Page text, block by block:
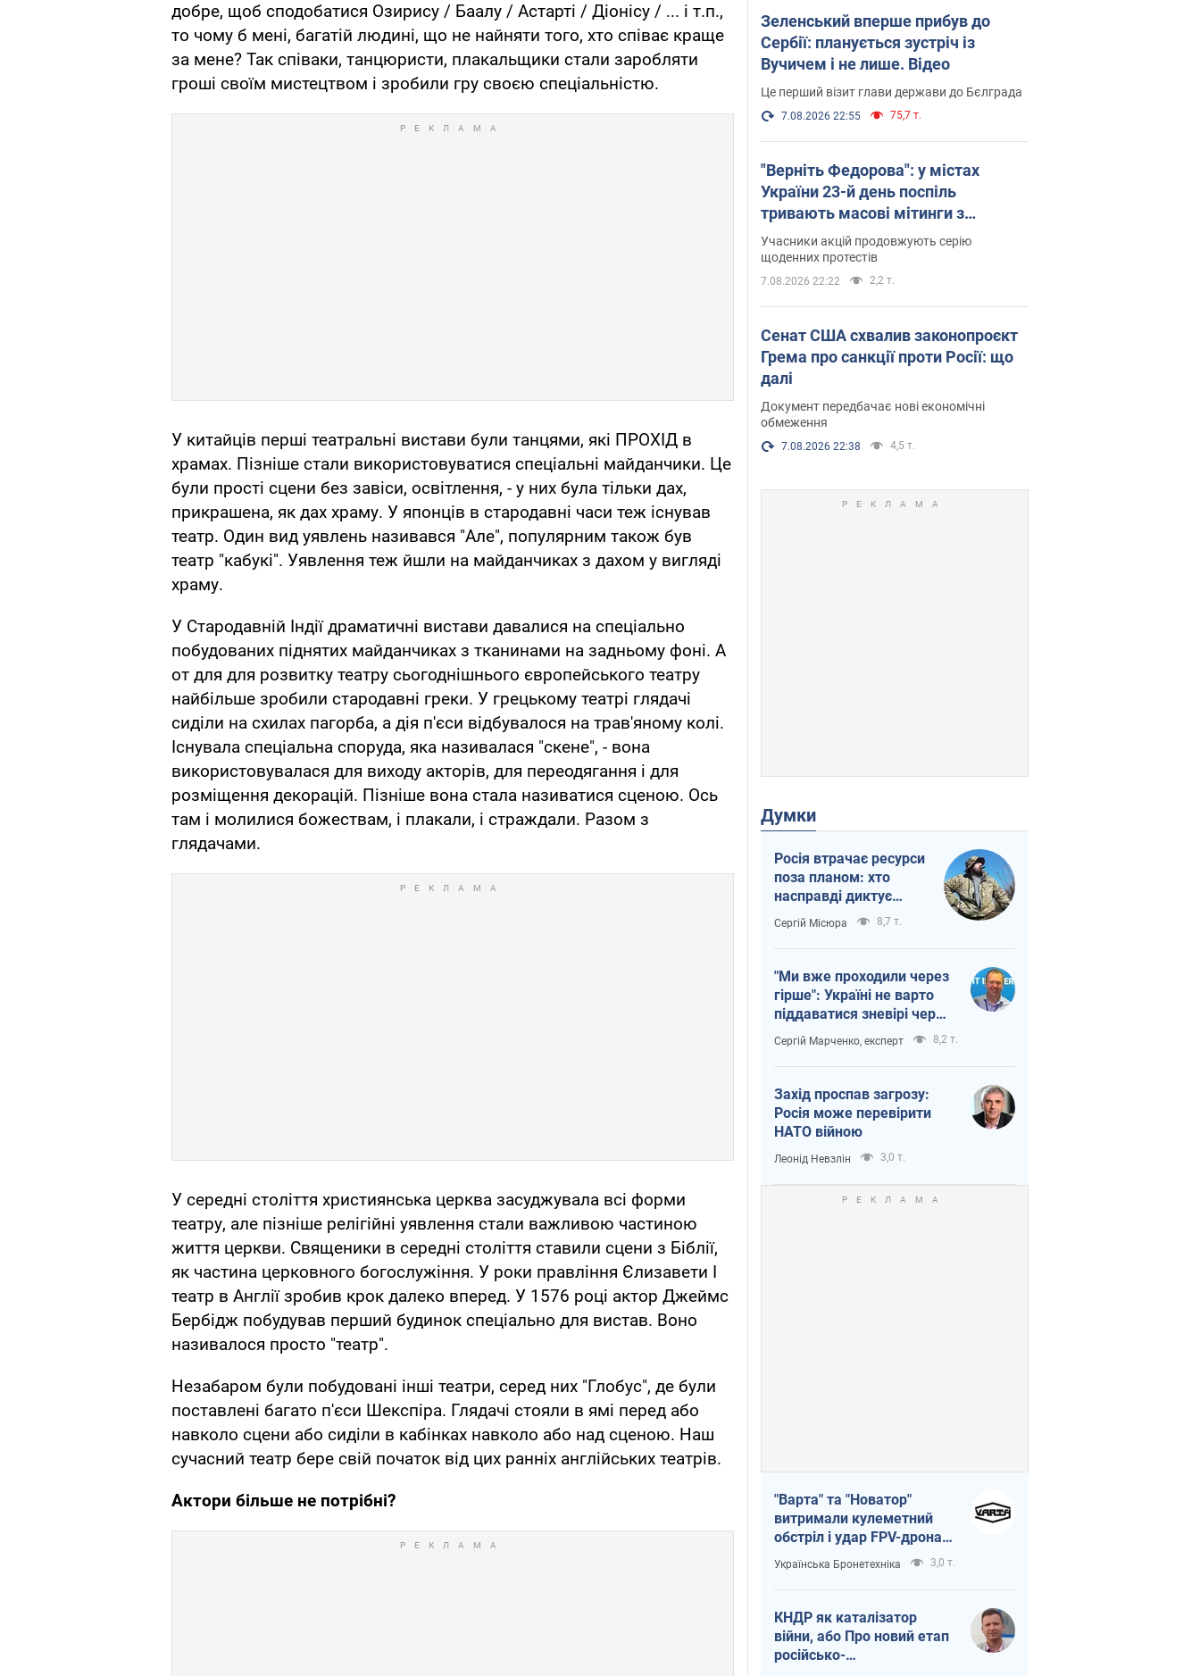
добре, щоб сподобатися Озирису / Баалу / Астарті / Діонісу / ... і т.п.,
то чому б мені, багатій людині, що не найняти того, хто співає краще
за мене? Так співаки, танцюристи, плакальщики стали заробляти
гроші своїм мистецтвом і зробили гру своєю спеціальністю.
У китайців перші театральні вистави були танцями, які ПРОХІД в
храмах. Пізніше стали використовуватися спеціальні майданчики. Це
були прості сцени без завіси, освітлення, - у них була тільки дах,
прикрашена, як дах храму. У японців в стародавні часи теж існував
театр. Один вид уявлень називався "Але", популярним також був
театр "кабукі". Уявлення теж йшли на майданчиках з дахом у вигляді
храму.
У Стародавній Індії драматичні вистави давалися на спеціально
побудованих піднятих майданчиках з тканинами на задньому фоні. А
от для для розвитку театру сьогоднішнього європейського театру
найбільше зробили стародавні греки. У грецькому театрі глядачі
сиділи на схилах пагорба, а дія п'єси відбувалося на трав'яному колі.
Існувала спеціальна споруда, яка називалася "скене", - вона
використовувалася для виходу акторів, для переодягання і для
розміщення декорацій. Пізніше вона стала називатися сценою. Ось
там і молилися божествам, і плакали, і страждали. Разом з
глядачами.
У середні століття християнська церква засуджувала всі форми
театру, але пізніше релігійні уявлення стали важливою частиною
життя церкви. Священики в середні століття ставили сцени з Біблії,
як частина церковного богослужіння. У роки правління Єлизавети I
театр в Англії зробив крок далеко вперед. У 1576 році актор Джеймс
Бербідж побудував перший будинок спеціально для вистав. Воно
називалося просто "театр".
Незабаром були побудовані інші театри, серед них "Глобус", де були
поставлені багато п'єси Шекспіра. Глядачі стояли в ямі перед або
навколо сцени або сиділи в кабінках навколо або над сценою. Наш
сучасний театр бере свій початок від цих ранніх англійських театрів.
Актори більше не потрібні?
Зеленський вперше прибув до
Сербії: планується зустріч із
Вучичем і не лише. Відео
Це перший візит глави держави до Бєлграда
7.08.2026 22:55 75,7 т.
"Верніть Федорова": у містах
України 23-й день поспіль
тривають масові мітинги з
картонками. Фото і відео
Учасники акцій продовжують серію
щоденних протестів
7.08.2026 22:22 2,2 т.
Сенат США схвалив законопроєкт
Грема про санкції проти Росії: що
далі
Документ передбачає нові економічні
обмеження
7.08.2026 22:38 4,5 т.
Думки
Росія втрачає ресурси
поза планом: хто
насправді диктує
темп війни
Сергій Місюра 8,7 т.
"Ми вже проходили через
гірше": Україні не варто
піддаватися зневірі через
ракетний терор
Сергій Марченко, експерт 8,2 т.
Захід проспав загрозу:
Росія може перевірити
НАТО війною
Леонід Невзлін 3,0 т.
"Варта" та "Новатор"
витримали кулеметний
обстріл і удар FPV-дрона,
врятувавши життя
офіцеру ЗСУ
Українська Бронетехніка 3,0 т.
КНДР як каталізатор
війни, або Про новий етап
російсько-